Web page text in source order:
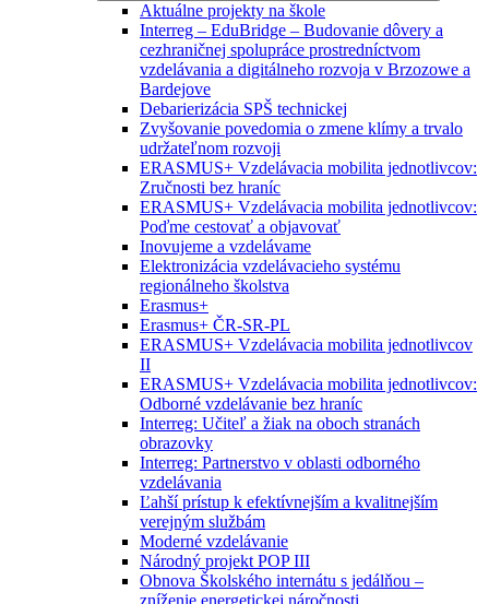
Aktuálne projekty na škole
Interreg – EduBridge – Budovanie dôvery a
cezhraničnej spolupráce prostredníctvom
vzdelávania a digitálneho rozvoja v Brzozowe a
Bardejove
Debarierizácia SPŠ technickej
Zvyšovanie povedomia o zmene klímy a trvalo
udržateľnom rozvoji
ERASMUS+ Vzdelávacia mobilita jednotlivcov:
Zručnosti bez hraníc
ERASMUS+ Vzdelávacia mobilita jednotlivcov:
Poďme cestovať a objavovať
Inovujeme a vzdelávame
Elektronizácia vzdelávacieho systému
regionálneho školstva
Erasmus+
Erasmus+ ČR-SR-PL
ERASMUS+ Vzdelávacia mobilita jednotlivcov
II
ERASMUS+ Vzdelávacia mobilita jednotlivcov:
Odborné vzdelávanie bez hraníc
Interreg: Učiteľ a žiak na oboch stranách
obrazovky
Interreg: Partnerstvo v oblasti odborného
vzdelávania
Ľahší prístup k efektívnejším a kvalitnejším
verejným službám
Moderné vzdelávanie
Národný projekt POP III
Obnova Školského internátu s jedálňou –